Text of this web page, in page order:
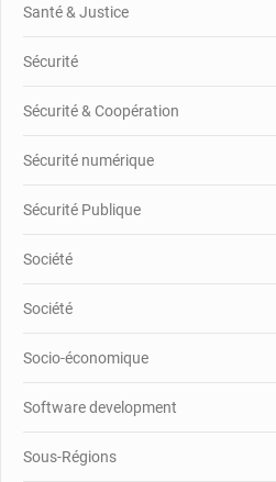
Santé & Justice
Sécurité
Sécurité & Coopération
Sécurité numérique
Sécurité Publique
Société
Société
Socio-économique
Software development
Sous-Régions